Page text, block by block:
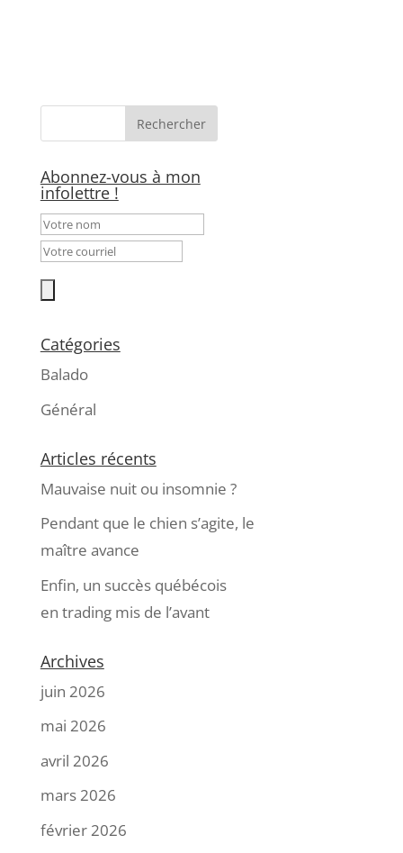
Abonnez-vous à mon
infolettre !
Catégories
Balado
Général
Articles récents
Mauvaise nuit ou insomnie ?
Pendant que le chien s’agite, le
maître avance
Enfin, un succès québécois
en trading mis de l’avant
Archives
juin 2026
mai 2026
avril 2026
mars 2026
février 2026